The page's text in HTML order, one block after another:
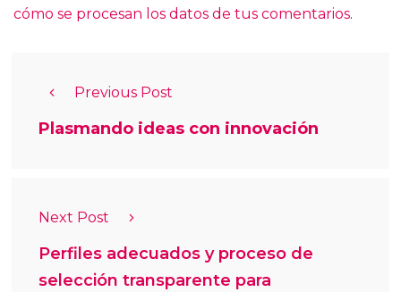
cómo se procesan los datos de tus comentarios.
Previous Post
Plasmando ideas con innovación
Next Post
Perfiles adecuados y proceso de
selección transparente para